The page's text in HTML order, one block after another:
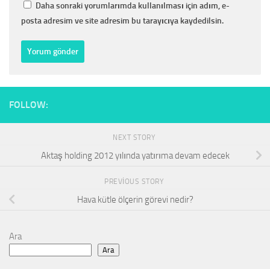
Daha sonraki yorumlarımda kullanılması için adım, e-
posta adresim ve site adresim bu tarayıcıya kaydedilsin.
FOLLOW:
NEXT STORY
Aktaş holding 2012 yılında yatırıma devam edecek
PREVIOUS STORY
Hava kütle ölçerin görevi nedir?
Ara
Ara